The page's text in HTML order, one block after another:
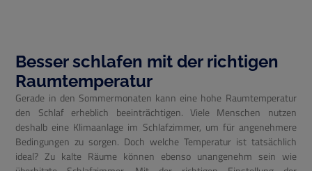
Besser schlafen mit der richtigen
Raumtemperatur
Gerade in den Sommermonaten kann eine hohe Raumtemperatur
den Schlaf erheblich beeinträchtigen. Viele Menschen nutzen
deshalb eine Klimaanlage im Schlafzimmer, um für angenehmere
Bedingungen zu sorgen. Doch welche Temperatur ist tatsächlich
ideal? Zu kalte Räume können ebenso unangenehm sein wie